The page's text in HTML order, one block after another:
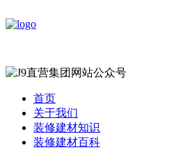
首页
关于我们
装修建材知识
装修建材百科